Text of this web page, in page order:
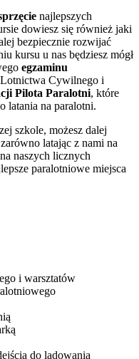
najlepszych
dowiesz się również jaki
bezpiecznie rozwijać
kursu u nas będziesz mógł
egzaminu
Cywilnego i
Pilota Paralotni, które
latania na paralotni.
szkole, możesz dalej
latając z nami na
naszych licznych
paralotniowe miejsca
i warsztatów
do lądowania